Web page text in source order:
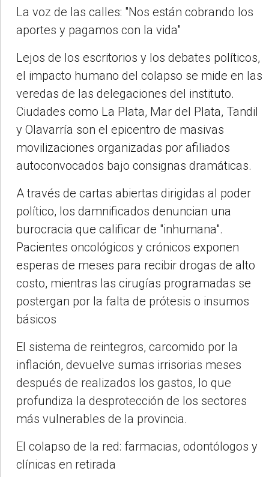
La voz de las calles: "Nos están cobrando los
aportes y pagamos con la vida"
Lejos de los escritorios y los debates políticos,
el impacto humano del colapso se mide en las
veredas de las delegaciones del instituto.
Ciudades como La Plata, Mar del Plata, Tandil
y Olavarría son el epicentro de masivas
movilizaciones organizadas por afiliados
autoconvocados bajo consignas dramáticas.
A través de cartas abiertas dirigidas al poder
político, los damnificados denuncian una
burocracia que calificar de "inhumana".
Pacientes oncológicos y crónicos exponen
esperas de meses para recibir drogas de alto
costo, mientras las cirugías programadas se
postergan por la falta de prótesis o insumos
básicos
El sistema de reintegros, carcomido por la
inflación, devuelve sumas irrisorias meses
después de realizados los gastos, lo que
profundiza la desprotección de los sectores
más vulnerables de la provincia.
El colapso de la red: farmacias, odontólogos y
clínicas en retirada